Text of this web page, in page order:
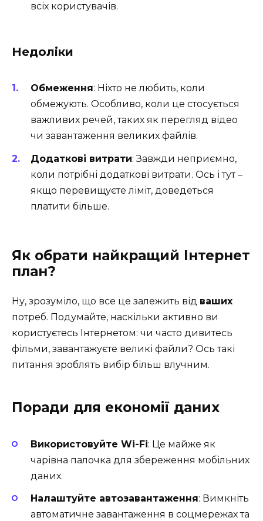
всіх користувачів.
Недоліки
Обмеження: Ніхто не любить, коли
обмежують. Особливо, коли це стосується
важливих речей, таких як перегляд відео
чи завантаження великих файлів.
Додаткові витрати: Завжди неприємно,
коли потрібні додаткові витрати. Ось і тут –
якщо перевищуєте ліміт, доведеться
платити більше.
Як обрати найкращий Інтернет
план?
Ну, зрозуміло, що все це залежить від ваших
потреб. Подумайте, наскільки активно ви
користуєтесь Інтернетом: чи часто дивитесь
фільми, завантажуєте великі файли? Ось такі
питання зроблять вибір більш влучним.
Поради для економії даних
Використовуйте Wi-Fi: Це майже як
чарівна палочка для збереження мобільних
даних.
Налаштуйте автозавантаження: Вимкніть
автоматичне завантаження в соцмережах та